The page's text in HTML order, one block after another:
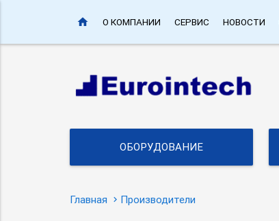
home О КОМПАНИИ СЕРВИС НОВОСТИ
ОБОРУДОВАНИЕ
Главная Производители